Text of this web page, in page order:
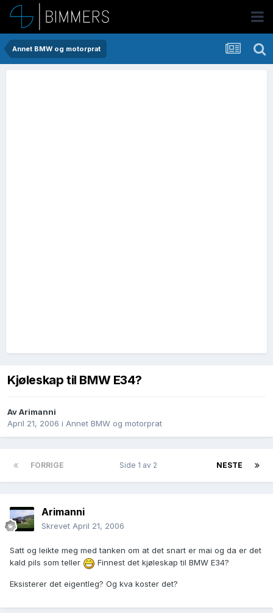
Annet BMW og motorprat
Kjøleskap til BMW E34?
AvArimanni
April 21, 2006 i Annet BMW og motorprat
FORRIGE NESTE
Side 1 av 2
Arimanni
Skrevet April 21, 2006
Satt og leikte meg med tanken om at det snart er mai og da er det
kald pils som teller
Finnest det kjøleskap til BMW E34?
Eksisterer det eigentleg? Og kva koster det?